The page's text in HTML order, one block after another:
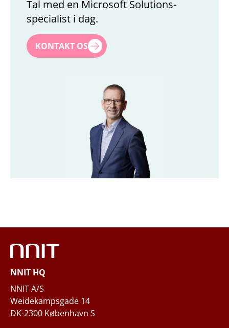
Tal med en Microsoft Solutions-
specialist i dag.
Navn*
Telefon
Spørgsmål og/eller behov
KONTAKT OS
NNIT HQ
NNIT A/S
Weidekampsgade 14
DK-2300 København S